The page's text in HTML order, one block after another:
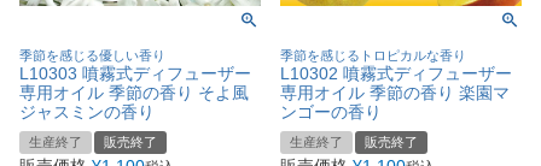
季節を感じる優しい香り
L10303 噴霧式ディフューザー
専用オイル 季節の香り そよ風
ジャスミンの香り
生産終了 販売終了
季節を感じるトロピカルな香り
L10302 噴霧式ディフューザー
専用オイル 季節の香り 楽園マ
ンゴーの香り
生産終了 販売終了